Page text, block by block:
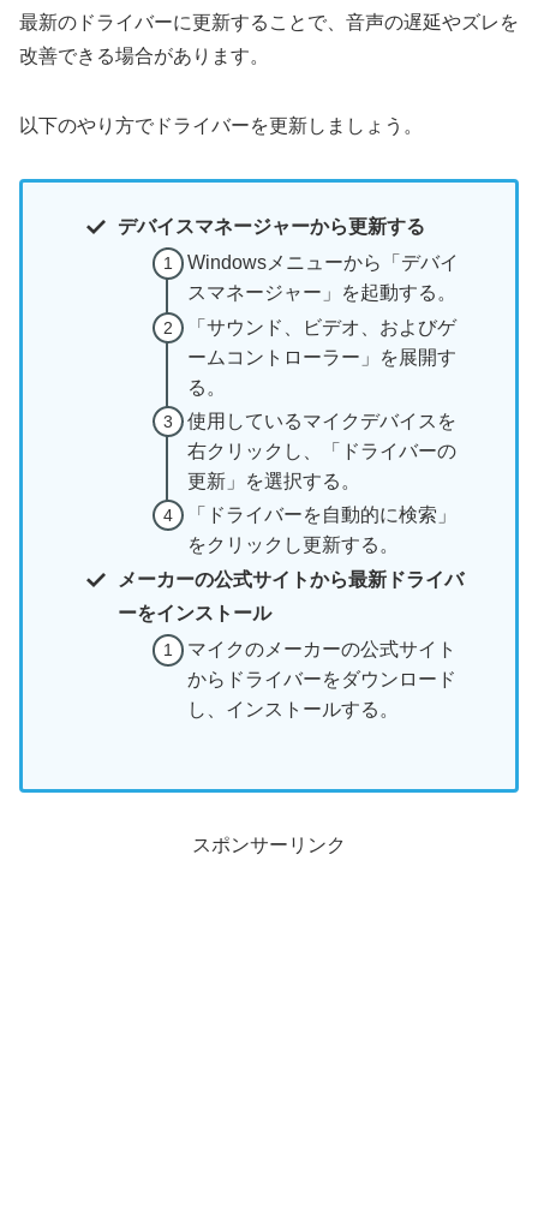
最新のドライバーに更新することで、音声の遅延やズレを
改善できる場合があります。
以下のやり方でドライバーを更新しましょう。
デバイスマネージャーから更新する
Windowsメニューから「デバイ
スマネージャー」を起動する。
「サウンド、ビデオ、およびゲ
ームコントローラー」を展開す
る。
使用しているマイクデバイスを
右クリックし、「ドライバーの
更新」を選択する。
「ドライバーを自動的に検索」
をクリックし更新する。
メーカーの公式サイトから最新ドライバ
ーをインストール
マイクのメーカーの公式サイト
からドライバーをダウンロード
し、インストールする。
スポンサーリンク